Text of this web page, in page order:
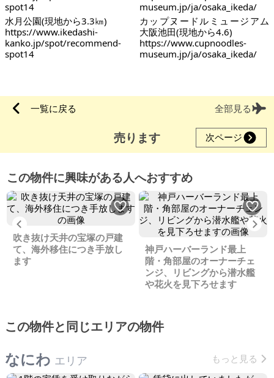
水月公園(現地から3.3㎞)
https://www.ikedashi-
kanko.jp/spot/recommend-
spot14
カップヌードルミュージアム
大阪池田(現地から4.6)
https://www.cupnoodles-
museum.jp/ja/osaka_ikeda/
一覧に戻る 全部見る
売ります 次ページ
この物件に興味がある人へおすすめ
Previous
吹き抜け天井の宝塚の戸建
て、海外移住につき手放し
ます
神戸ハーバーランド最上
階・角部屋のオーナーチェ
ンジ、リビングから潜水艦
や花火を見下ろせます
この物件と同じエリアの物件
なにわ エリア もっと見る